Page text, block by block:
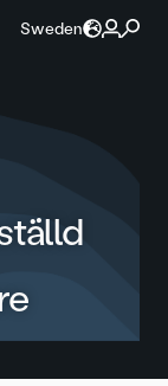
Sweden